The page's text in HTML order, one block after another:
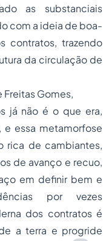
as substanciais
com a ideia de boa-
contratos, trazendo
da circulação de
Gomes,
já não é o que era,
e essa metamorfose
rica de cambiantes,
de avanço e recuo,
em definir bem e
por vezes
dos contratos é
a terra e progride